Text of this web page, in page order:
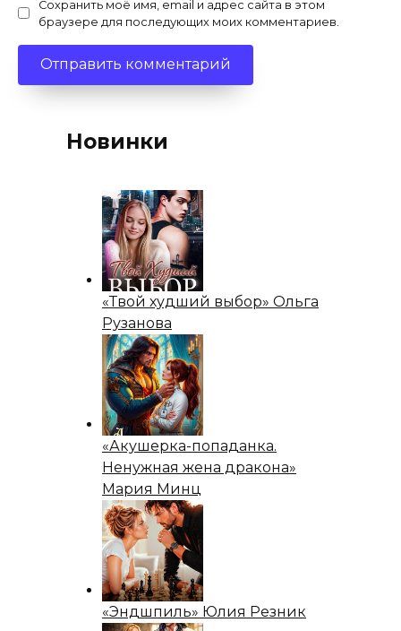
Сохранить моё имя, email и адрес сайта в этом
браузере для последующих моих комментариев.
Новинки
«Твой худший выбор» Ольга
Рузанова
«Акушерка-попаданка.
Ненужная жена дракона»
Мария Минц
«Эндшпиль» Юлия Резник